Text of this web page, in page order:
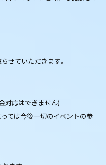
せていただきます。
対応はできません)
ては今後一切のイベントの参